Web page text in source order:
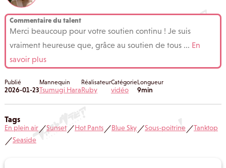
Commentaire du talent
Merci beaucoup pour votre soutien continu ! Je suis
vraiment heureuse que, grâce au soutien de tous ... En
savoir plus
Publié
2026-01-23
Mannequin
Tsumugi Hara
Réalisateur
Ruby
Catégorie
vidéo
Longueur
9min
Tags
En plein air／Sunset／Hot Pants／Blue Sky／Sous-poitrine／Tanktop
／Seaside